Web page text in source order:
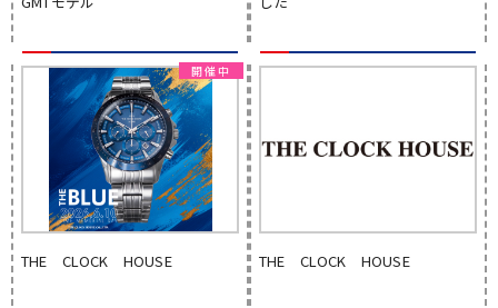
THE CLOCK HOUSE THE CLOCK HOUSE